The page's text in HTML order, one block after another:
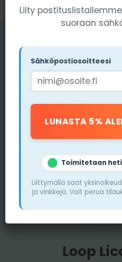
Loop
Liity
suoraan
Sähköpostiosoitteesi
Toimitetaan
Liittymällä saat
ja vinkkejä. Voit perua